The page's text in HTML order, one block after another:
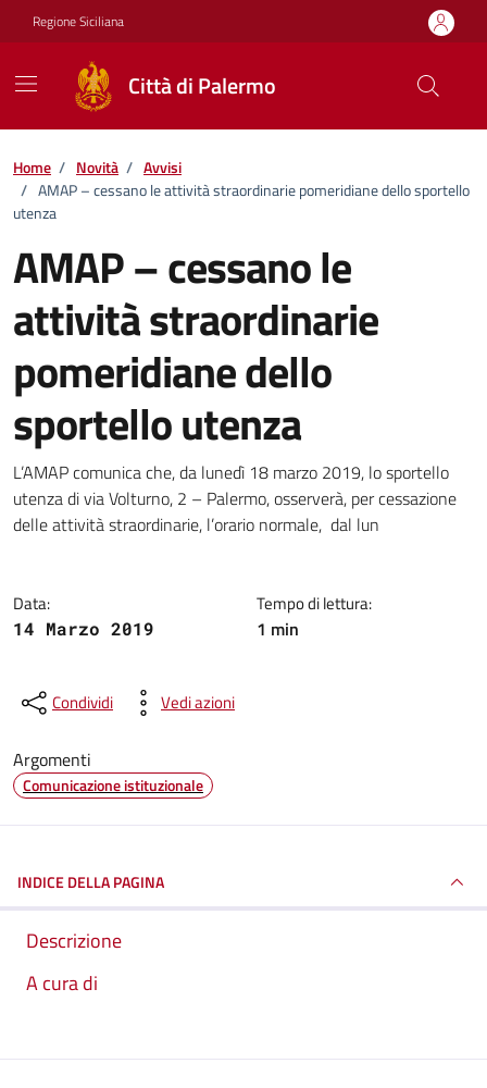
Vai ai contenuti
Vai al footer
Regione Siciliana
Città di Palermo
Home / Novità / Avvisi
/ AMAP – cessano le attività straordinarie pomeridiane dello sportello
utenza
AMAP – cessano le
attività straordinarie
pomeridiane dello
sportello utenza
Dettagli della notizia
L’AMAP comunica che, da lunedì 18 marzo 2019, lo sportello
utenza di via Volturno, 2 – Palermo, osserverà, per cessazione
delle attività straordinarie, l’orario normale, dal lun
Data:
14 Marzo 2019
Tempo di lettura:
1 min
Condividi Vedi azioni
Argomenti
Comunicazione istituzionale
INDICE DELLA PAGINA
Descrizione
A cura di